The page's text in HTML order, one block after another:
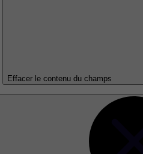
Effacer le contenu du champs